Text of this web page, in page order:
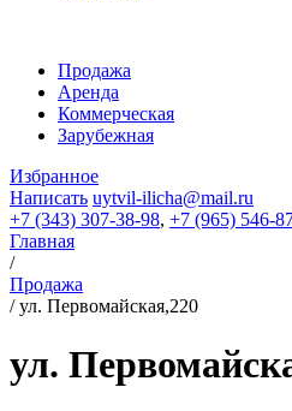
Продажа
Аренда
Коммерческая
Зарубежная
Избранное
Написать uytvil-ilicha@mail.ru
+7 (343) 307-38-98, +7 (965) 546-
Главная
/
Продажа
/ул. Первомайская,220
ул.